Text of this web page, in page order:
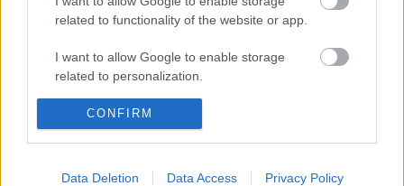
related to functionality of the website or app.
I want to allow Google to enable storage
related to personalization.
I want to allow Google to enable storage
related to security, including authentication
user protection.
CONFIRM
Data Deletion Data Access Privacy Policy
Ultra9009-et mutatom be nektek.Ahogy az előző
igazából a…